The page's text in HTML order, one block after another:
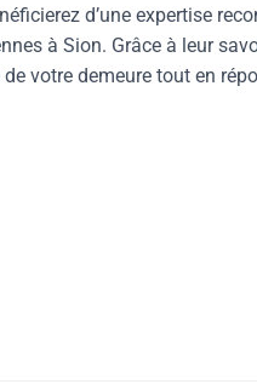
d’une expertise
à Sion. Grâce à leur
votre demeure tout en